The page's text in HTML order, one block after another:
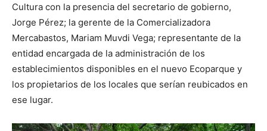
Cultura con la presencia del secretario de gobierno,
Jorge Pérez; la gerente de la Comercializadora
Mercabastos, Mariam Muvdi Vega; representante de la
entidad encargada de la administración de los
establecimientos disponibles en el nuevo Ecoparque y
los propietarios de los locales que serían reubicados en
ese lugar.